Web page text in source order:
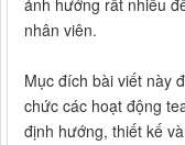
ảnh hưởng rất nhiều
nhân viên.
Mục đích bài viết này
chức các hoạt động
định hướng, thiết kế